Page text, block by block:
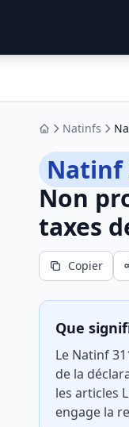
AccueilNatinfs
Natinf
Non
taxes
Copier
Que
Le Natinf
de la
les articles
engage la